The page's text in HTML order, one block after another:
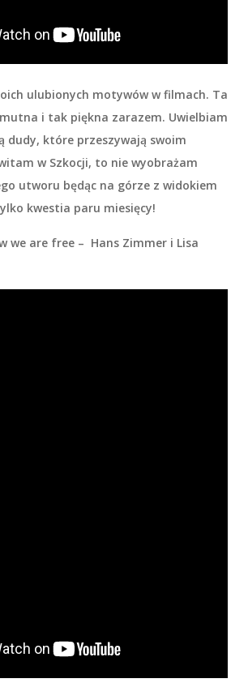
ulubionych motywów w filmach. Ta
i tak piękna zarazem. Uwielbiam
dudy, które przeszywają swoim
w Szkocji, to nie wyobrażam
utworu będąc na górze z widokiem
kwestia paru miesięcy!
we are free – Hans Zimmer i Lisa